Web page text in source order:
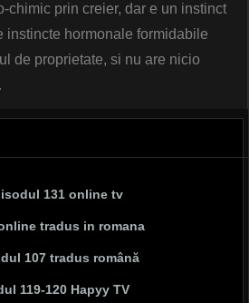
chimic prin creier, dar e un instinct
instincte hormonale formidabile
de proprietate, si nu are nicio
131 online tv
tradus in romana
107 tradus română
119-120 Hapyy TV